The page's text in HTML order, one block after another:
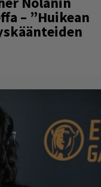
– ”Huikean